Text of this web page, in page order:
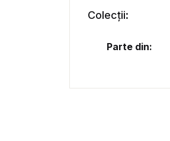
Colecții:
Parte din: